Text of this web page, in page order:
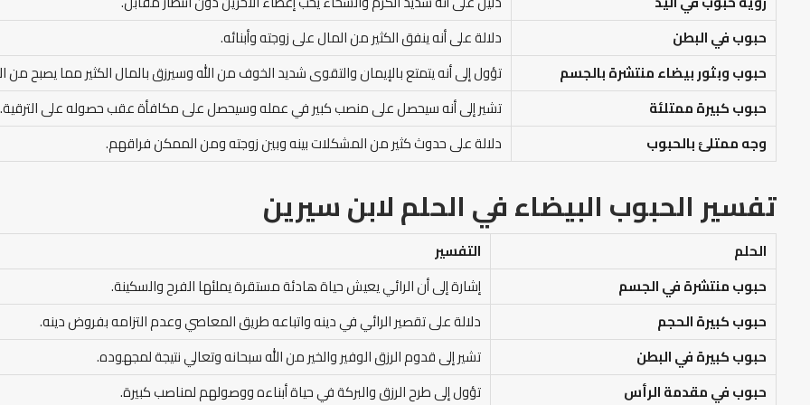
حبوب في البطن
دلالة على أنه ينفق الكثير من المال على زوجته وأبنائه.
حبوب وبثور بيضاء منتشرة بالجسم
تؤول إلى أنه يتمتع بالإيمان والتقوى شديد الخوف من الله وسيرزق بالمال الكثير مما يصبح من
حبوب كبيرة ممتلئة
تشير إلى أنه سيحصل على منصب كبير في عمله وسيحصل على مكافأة عقب حصوله على الترقية.
وجه ممتلئ بالحبوب
دلالة على حدوث كثير من المشكلات بينه وبين زوجته ومن الممكن فراقهم.
تفسير الحبوب البيضاء في الحلملابن سيرين
الحلم
التفسير
حبوب منتشرة في الجسم
إشارة إلى أن الرائي يعيش حياة هادئة مستقرة يملئها الفرح والسكينة.
حبوب كبيرة الحجم
دلالة على تقصير الرائي في دينه واتباعه طريق المعاصي وعدم التزامه بفروض دينه.
حبوب كبيرة في البطن
تشير إلى قدوم الرزق الوفير والخير من الله سبحانه وتعالي نتيجة لمجهوده.
حبوب في مقدمة الرأس
تؤول إلى طرح الرزق والبركة في حياة أبناءه ووصولهم لمناصب كبيرة.